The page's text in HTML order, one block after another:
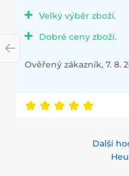
Velký výběr zboží.
Dobré ceny zboží.
Ověřený zákazník, 7. 8.
Další